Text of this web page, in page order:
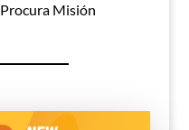
Procura Misión